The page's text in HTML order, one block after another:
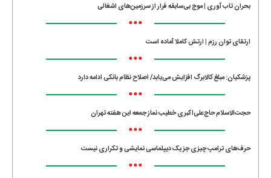
بحران تاب آوری | موج بی‌سابقه فرار از سرزمین‌های اشغالی
•••
ارتقای توان رزم | ارتش کاملا آماده است
•••
پزشکیان: مبلغ کالابرگ افزایش می‌یابد/ اصلاح نظام بانکی ادامه دارد
•••
حجت‌الاسلام حاج‌علی‌اکبری خطیب نماز جمعه این هفته تهران
•••
حرف‌های ترامپ چیزی جز یک دیپلماسی نمایشی و تکراری نیست
•••